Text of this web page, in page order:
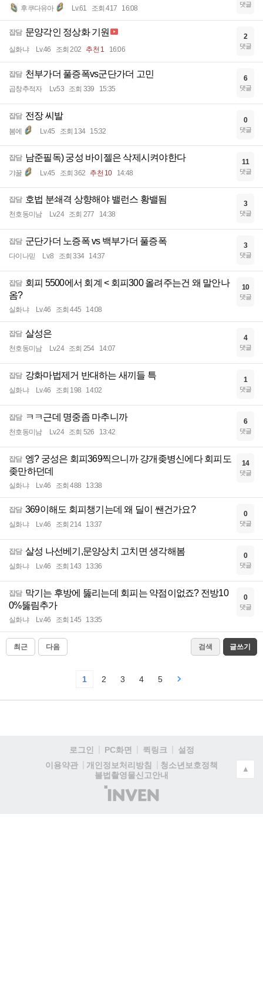
후쿠다유아 Lv.61 조회 417 16:08 댓글
잡담 문양각인 정상화 기원
실화냐 Lv.46 조회 202 추천 1 16:06
2
댓글
잡담 천부가더 풀증폭vs군단가더 고민
곱창추적자 Lv.53 조회 339 15:35
6
댓글
잡담 전장 씨발
봄에 Lv.45 조회 134 15:32
0
댓글
잡담 남준필독) 궁성 바이젤은 삭제시켜야한다
갸꿀 Lv.45 조회 362 추천 10 14:48
11
댓글
잡담 호법 분쇄격 상향해야 밸런스 황밸됨
천호동미남 Lv.24 조회 277 14:38
3
댓글
잡담 군단가더 노증폭 vs 백부가더 풀증폭
다이나믿 Lv.8 조회 334 14:37
3
댓글
잡담 회피 5500에서 회계 < 회피300 올려주는건 왜 말안나
옴?
실화냐 Lv.46 조회 445 14:08
10
댓글
잡담 살성은
천호동미남 Lv.24 조회 254 14:07
4
댓글
잡담 강화마법제거 반대하는 새끼들 특
실화냐 Lv.46 조회 198 14:02
1
댓글
잡담 ㅋㅋ근데 명중좀 마추니까
천호동미남 Lv.24 조회 526 13:42
6
댓글
잡담 엥? 궁성은 회피369찍으니까 걍개좆병신에다 회피도
좆만하던데
실화냐 Lv.46 조회 488 13:38
14
댓글
잡담 369이해도 회피챙기는데 왜 딜이 쌘건가요?
실화냐 Lv.46 조회 214 13:37
0
댓글
잡담 살성 나선베기,문양상치 고치면 생각해봄
실화냐 Lv.46 조회 143 13:36
0
댓글
잡담 막기는 후방에 뚫리는데 회피는 약점이없죠? 전방10
0%뚫림추가
실화냐 Lv.46 조회 145 13:35
0
댓글
최근 다음 검색 글쓰기
1 2 3 4 5
로그인 PC화면 퀵링크
설정
이용약관
개인정보처리방침
청소년보호정책
불법촬영물신고안내
(주)
인
▲